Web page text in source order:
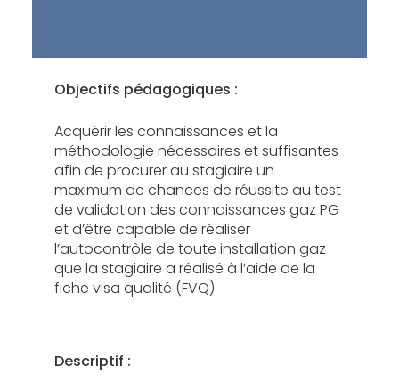
Objectifs pédagogiques :
Acquérir les connaissances et la
méthodologie nécessaires et suffisantes
afin de procurer au stagiaire un
maximum de chances de réussite au test
de validation des connaissances gaz PG
et d’être capable de réaliser
l’autocontrôle de toute installation gaz
que la stagiaire a réalisé à l’aide de la
fiche visa qualité (FVQ)
Descriptif :